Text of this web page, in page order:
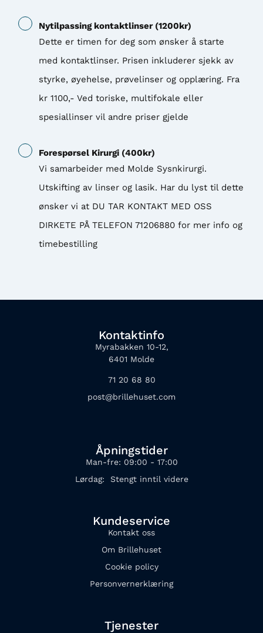
Nytilpassing kontaktlinser(1200kr)
Dette er timen for deg som ønsker å starte
med kontaktlinser. Prisen inkluderer sjekk av
styrke, øyehelse, prøvelinser og opplæring. Fra
kr 1100,- Ved toriske, multifokale eller
spesiallinser vil andre priser gjelde
Forespørsel Kirurgi (400kr)
Vi samarbeider med Molde Sysnkirurgi.
Utskifting av linser og lasik. Har du lyst til dette
ønsker vi at DU TAR KONTAKT MED OSS
DIRKETE PÅ TELEFON 71206880 for mer info og
timebestilling
Kontaktinfo
Myrabakken 10-12,
6401 Molde
71 20 68 80
post@brillehuset.com
Åpningstider
Man-fre: 09:00 - 17:00
Lørdag: Stengt inntil videre
Kundeservice
Kontakt oss
Om Brillehuset
Cookie policy
Personvernerklæring
Tjenester